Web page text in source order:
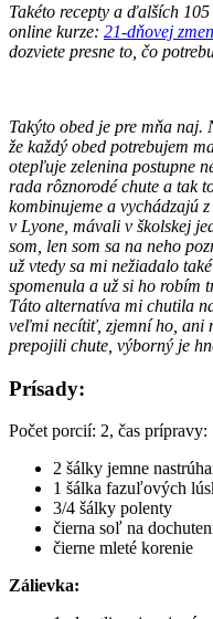
Takéto recepty a ďalších
online kurze: 21-dňovej
dozviete presne to, čo
Takýto obed je pre mňa naj.
že každý obed potrebujem
otepľuje zelenina postupne
rada rôznorodé chute a tak
kombinujeme a vychádzajú
v Lyone, mávali v školskej
som, len som sa na neho
už vtedy sa mi nežiadalo
spomenula a už si ho robím
Táto alternatíva mi chutila
veľmi necítiť, zjemní ho, ani
prepojili chute, výborný je
Prísady:
Počet porcií: 2, čas
2 šálky jemne
1 šálka fazuľových
3/4 šálky polenty
čierna soľ na
čierne mleté korenie
Zálievka: